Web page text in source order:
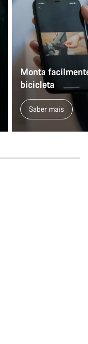
Monta
bicicleta
Saber mais